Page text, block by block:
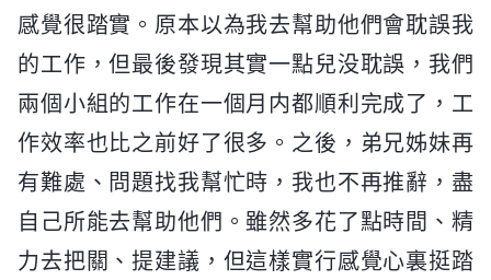
感覺很踏實。原本以為我去幫助他們會耽誤我
的工作，但最後發現其實一點兒没耽誤，我們
兩個小組的工作在一個月内都順利完成了，工
作效率也比之前好了很多。之後，弟兄姊妹再
有難處、問題找我幫忙時，我也不再推辭，盡
自己所能去幫助他們。雖然多花了點時間、精
力去把關、提建議，但這樣實行感覺心裏挺踏